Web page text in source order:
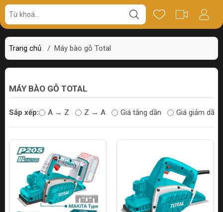
Trang chủ / Máy bào gỗ Total
MÁY BÀO GỖ TOTAL
Sắp xếp: A → Z Z → A Giá tăng dần Giá giảm dần